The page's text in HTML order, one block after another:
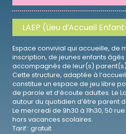
LAEP (Lieu d’Accueil
Espace convivial qui accueille, de
inscription, de jeunes enfants
accompagnés de leur(s)
Cette structure, adaptée à
constitue un espace de jeu libre
de parole et d’écoute adultes. Le
autour du quotidien d’être parent
Le mercredi de 9h30 à 11h30, 50
hors vacances scolaires.
Tarif : gratuit